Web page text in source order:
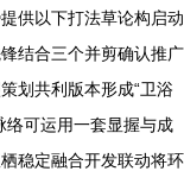
供以下打法草论构启动
结合三个并剪确认推广
划共利版本形成“卫浴
络可运用一套显握与成
稳定融合开发联动将环